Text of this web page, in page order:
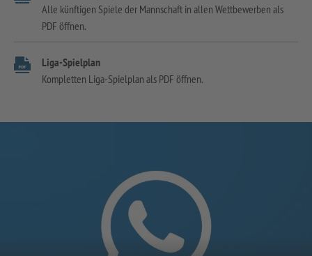
Alle künftigen Spiele der Mannschaft in allen Wettbewerben als
PDF öffnen.
Liga-Spielplan
Kompletten Liga-Spielplan als PDF öffnen.